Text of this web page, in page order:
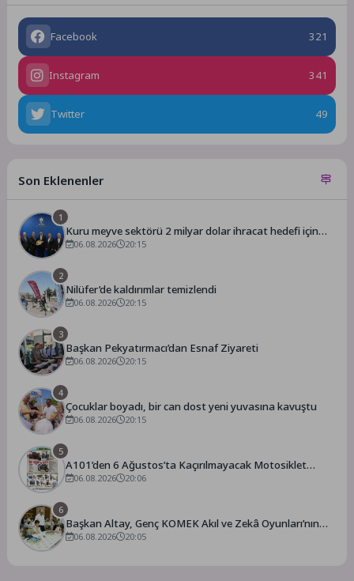
Facebook 321
Instagram 341
Twitter 49
Son Eklenenler
1
Kuru meyve sektörü 2 milyar dolar ihracat hedefi için
Ankara’dan destek istedi
06.08.2026 20:15
2
Nilüfer’de kaldırımlar temizlendi
06.08.2026 20:15
3
Başkan Pekyatırmacı’dan Esnaf Ziyareti
06.08.2026 20:15
4
Çocuklar boyadı, bir can dost yeni yuvasına kavuştu
06.08.2026 20:15
5
A101’den 6 Ağustos’ta Kaçırılmayacak Motosiklet
Fırsatı
06.08.2026 20:06
6
Başkan Altay, Genç KOMEK Akıl ve Zekâ Oyunları’nın
Final Turunda Öğrencilerin Heyecanını Paylaştı
06.08.2026 20:05